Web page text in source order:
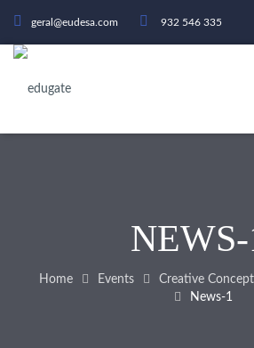
geral@eudesa.com 932 546 335
Home Events
Creative
News-1